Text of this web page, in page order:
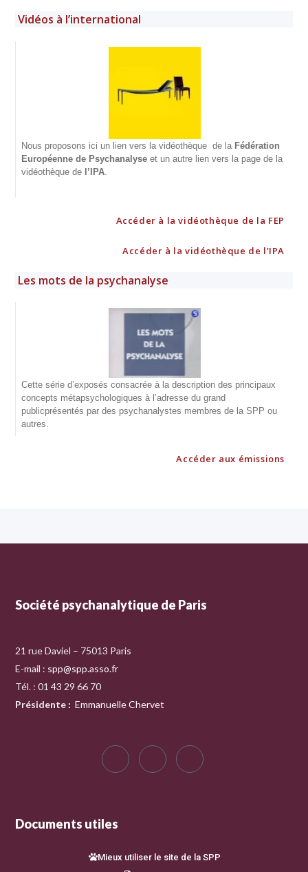
Vidéos à l’international
Nous proposons ici un lien vers la vidéothèque de la Fédération
Européenne de Psychanalyse et un autre lien vers la page de la
vidéothèque de l’IPA.
Accéder à la vidéothèque de la FEP
Accéder à la vidéothèque de l'IPA
Les mots de la psychanalyse
Cette série d’exposés consacrée à la description des principaux
concepts métapsychologiques à l’adresse du grand
publicprésentés par des psychanalystes membres de la SPP ou
autres.
Accéder aux émissions
Société psychanalytique de Paris
21 rue Daviel – 75013 Paris
E-mail : spp@spp.asso.fr
Tél. : 01 43 29 66 70
Présidente : Emmanuelle Chervet
Documents utiles
Mieux utiliser le site de la SPP